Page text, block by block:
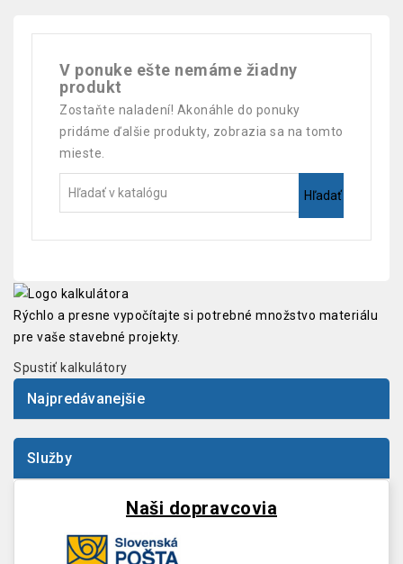
V ponuke ešte nemáme žiadny
produkt
Zostaňte naladení! Akonáhle do ponuky
pridáme ďalšie produkty, zobrazia sa na tomto
mieste.
Hľadať
Rýchlo a presne vypočítajte si potrebné množstvo materiálu
pre vaše stavebné projekty.
Spustiť kalkulátory
Najpredávanejšie
Služby
Naši dopravcovia